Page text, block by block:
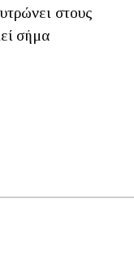
στους
σήμα